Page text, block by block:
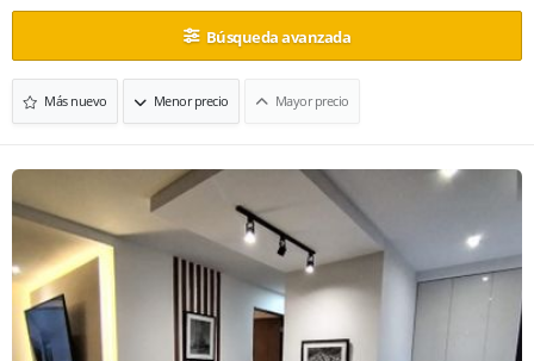
Búsqueda avanzada
Más nuevo Menor precio Mayor precio